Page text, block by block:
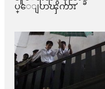
ပ္ေျပာၾကား